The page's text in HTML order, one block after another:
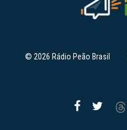
© 2026 Rádio Peão Brasil